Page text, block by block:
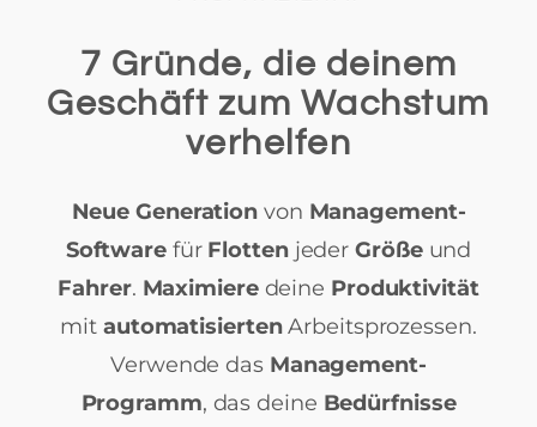
7 Gründe, die deinem
Geschäft zum Wachstum
verhelfen
Neue Generation von Management-
Softwarefür Flotten jederGröße und
Fahrer. Maximiere deine Produktivität
mit automatisiertenArbeitsprozessen.
Verwende das Management-
Programm, das deine Bedürfnisse